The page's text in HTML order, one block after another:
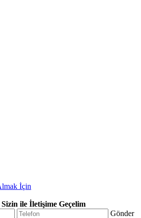
İçin
ile İletişime Geçelim
Gönder